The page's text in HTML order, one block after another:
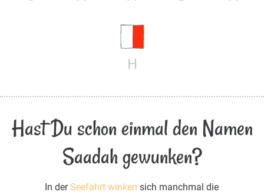
H
Hast Du schon einmal den Namen
Saadah gewunken?
In derSeefahrt winken sich manchmal die